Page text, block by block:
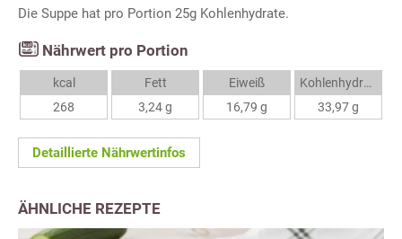
Die Suppe hat pro Portion 25g Kohlenhydrate.
Nährwert pro Portion
kcal
268
Fett
3,24 g
Eiweiß
16,79 g
Kohlenhydrate
33,97 g
Detaillierte Nährwertinfos
ÄHNLICHE REZEPTE